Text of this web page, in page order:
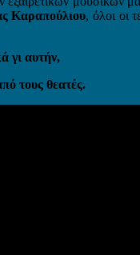
Καραπούλιου, όλοι οι
γι αυτήν,
τους θεατές.